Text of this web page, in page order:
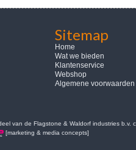
Sitemap
Home
Wat we bieden
Klantenservice
Webshop
Algemene voorwaarden
van de Flagstone & Waldorf industries b.v.
[marketing & media concepts]